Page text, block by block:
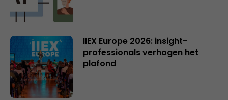
IIEX Europe 2026: insight-
professionals verhogen het
plafond